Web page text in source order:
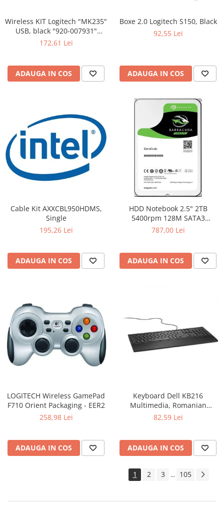
Wireless KIT Logitech "MK235"
USB, black "920-007931"
(include timbru verde 0.01 lei)
172,61 Lei
ADAUGA IN COS
Boxe 2.0 Logitech S150, Black
92,55 Lei
ADAUGA IN COS
Cable Kit AXXCBL950HDMS,
Single
195,26 Lei
ADAUGA IN COS
HDD Notebook 2.5" 2TB
5400rpm 128M SATA3
SEAGATE
787,00 Lei
ADAUGA IN COS
LOGITECH Wireless GamePad
F710 Orient Packaging - EER2
258,98 Lei
ADAUGA IN COS
Keyboard Dell KB216
Multimedia, Romanian
(QWERTZ), Black
82,59 Lei
ADAUGA IN COS
1 2 3 ... 105